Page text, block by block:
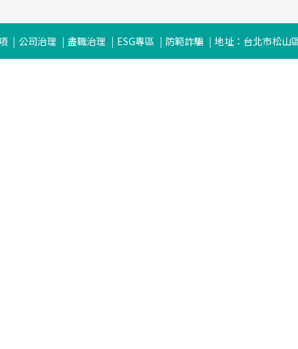
公司治理 盡職治理 ESG專區 防範詐騙 地址：台北市松山